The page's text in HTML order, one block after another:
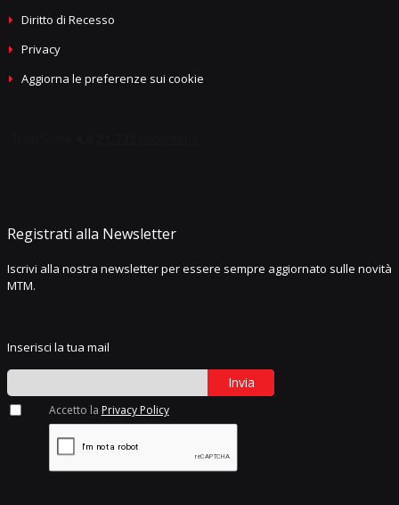
Diritto di Recesso
Privacy
Aggiorna le preferenze sui cookie
Registrati alla Newsletter
Iscrivi alla nostra newsletter per essere sempre aggiornato sulle novità
MTM.
Inserisci la tua mail
Invia
Accetto la Privacy Policy